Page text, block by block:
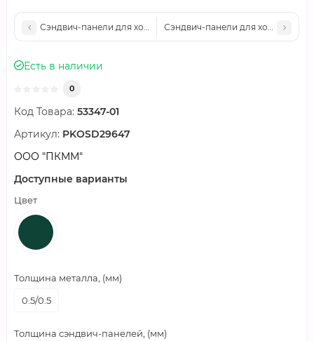
Сэндвич-панели для холодильных камер минеральная вата,
Сэндвич-панели для
Есть в наличии
0
Код Товара: 53347-01
Артикул: PKOSD29647
ООО "ПКММ"
Доступные варианты
Цвет
Толщина металла, (мм)
0.5/0.5
Толщина сэндвич-панелей, (мм)